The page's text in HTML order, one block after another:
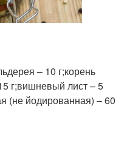
– 10 г;корень
г;вишневый лист – 5
(не йодированная) – 60